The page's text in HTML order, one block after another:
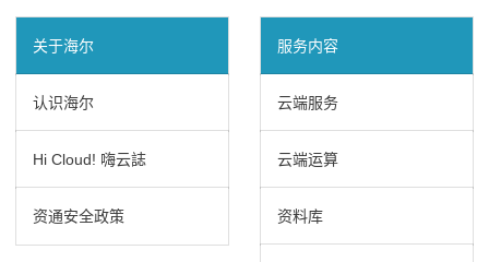
关于海尔
认识海尔
Hi Cloud! 嗨云誌
资通安全政策
服务内容
云端服务
云端运算
资料库